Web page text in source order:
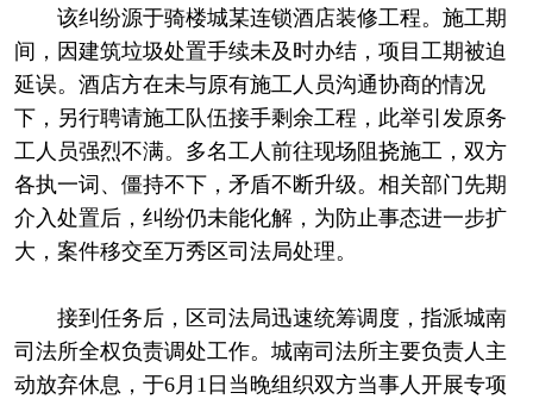
该纠纷源于骑楼城某连锁酒店装修工程。施工期
间，因建筑垃圾处置手续未及时办结，项目工期被迫
延误。酒店方在未与原有施工人员沟通协商的情况
下，另行聘请施工队伍接手剩余工程，此举引发原务
工人员强烈不满。多名工人前往现场阻挠施工，双方
各执一词、僵持不下，矛盾不断升级。相关部门先期
介入处置后，纠纷仍未能化解，为防止事态进一步扩
大，案件移交至万秀区司法局处理。
接到任务后，区司法局迅速统筹调度，指派城南
司法所全权负责调处工作。城南司法所主要负责人主
动放弃休息，于6月1日当晚组织双方当事人开展专项